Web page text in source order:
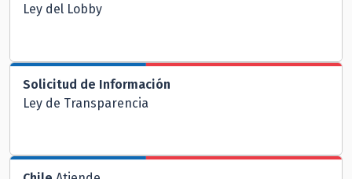
Ley del Lobby
Solicitud de Información
Ley de Transparencia